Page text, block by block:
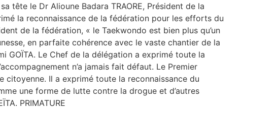
tête le Dr Alioune Badara TRAORE, Président de la
la reconnaissance de la fédération pour les efforts du
de la fédération, « le Taekwondo est bien plus qu’un
en parfaite cohérence avec le vaste chantier de la
GOÏTA. Le Chef de la délégation a exprimé toute la
n’a jamais fait défaut. Le Premier
citoyenne. Il a exprimé toute la reconnaissance du
une forme de lutte contre la drogue et d’autres
PRIMATURE